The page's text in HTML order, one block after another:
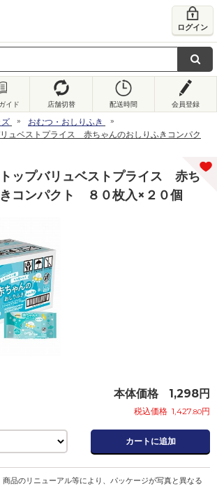
ログイン
イド 店舗切替 配送時間 会員登録
おむつ・おしりふき
リュベストプライス 赤ちゃんのおしりふきコンパク
トップバリュベストプライス 赤ち
コンパクト ８０枚入×２０個
本体価格 1,298円
税込価格 1,427.80円
カートに追加
品のリニューアル等により、パッケージが写真と異なる